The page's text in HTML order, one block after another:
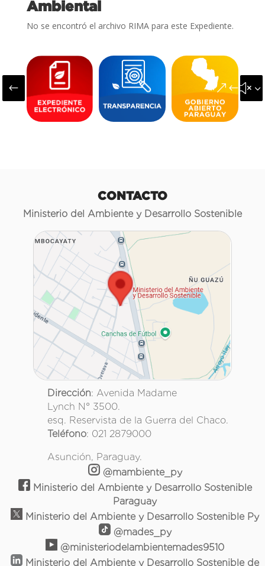
Ambiental
No se encontró el archivo RIMA para este Expediente.
#
CONTACTO
Ministerio del Ambiente y Desarrollo Sostenible
Dirección: Avenida Madame
Lynch N° 3500.
esq. Reservista de la Guerra del Chaco.
Teléfono: 021 2879000
Asunción, Paraguay.
@mambiente_py
Ministerio del Ambiente y Desarrollo Sostenible
Paraguay
Ministerio del Ambiente y Desarrollo Sostenible Py
@mades_py
@ministeriodelambientemades9510
Ministerio del Ambiente y Desarrollo Sostenible de